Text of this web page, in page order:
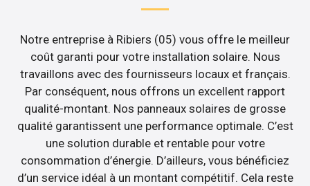
Notre entreprise à Ribiers (05) vous offre le meilleur
coût garanti pour votre installation solaire. Nous
travaillons avec des fournisseurs locaux et français.
Par conséquent, nous offrons un excellent rapport
qualité-montant. Nos panneaux solaires de grosse
qualité garantissent une performance optimale. C’est
une solution durable et rentable pour votre
consommation d’énergie. D’ailleurs, vous bénéficiez
d’un service idéal à un montant compétitif. Cela reste